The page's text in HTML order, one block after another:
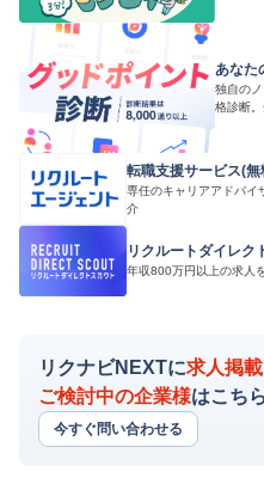
あなた
独自の
格診断
転職支援サービス(無
専任のキャリアアドバイ
介
リクルートダイレク
年収800万円以上の求人
リクナビNEXTに求人掲載
ご検討中の企業様はこちら
今すぐ問い合わせる